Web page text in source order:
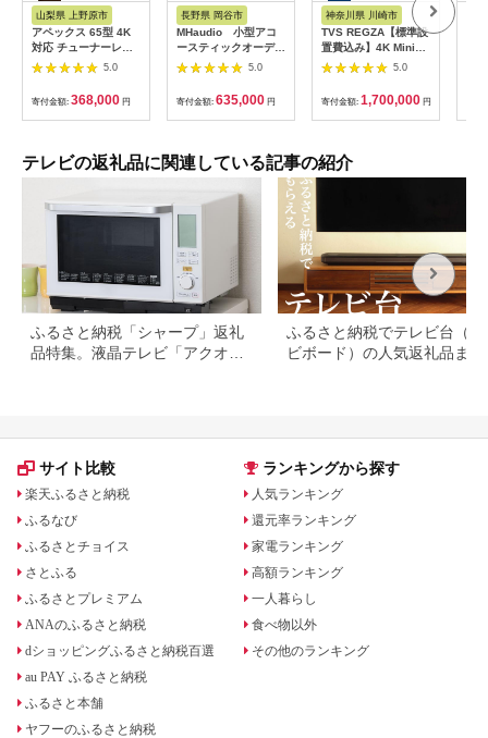
山梨県 上野原市
アペックス 65型 4K
対応 チューナーレス
ウルトラハイビジョン
AP65DPX)
5.0
寄付金額: 368,000 円
ス
長野県 岡谷市
MHaudio 小型アコ
ースティックオーディ
オセット
5.0
寄付金額: 635,000 円
神奈川県 川崎市
TVS REGZA【標準設
置費込み】4K Mini
LED液晶テレビ
REGZA ( レグザ )
Z970Rシリーズ 65V
型 [ 4Kチューナー内
蔵 / YouTube対応 ]
TV 65型 65インチ
65V Mini LED 液晶
ダブルウインドウ 家
5.0
寄付金額: 1,700,000 円
テレビの返礼品に関連している記事の紹介
ふるさと納税「シャープ」返礼
品特集。液晶テレビ「アクオ
ふるさと納税でテレビ台（テ
ビボード）の人気返礼品まと
サイト比較
楽天ふるさと納税
ふるなび
ふるさとチョイス
さとふる
ふるさとプレミアム
ANAのふるさと納税
dショッピングふるさと納税百選
au PAY ふるさと納税
ふるさと本舗
ヤフーのふるさと納税
ランキングから探す
人気ランキング
還元率ランキング
家電ランキング
高額ランキング
一人暮らし
食べ物以外
その他のランキング